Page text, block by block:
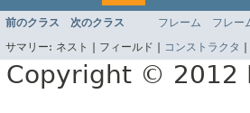
前のクラス 次のクラス フレーム フレー
サマリー: ネスト | フィールド | コンストラクタ
Copyright © 2012